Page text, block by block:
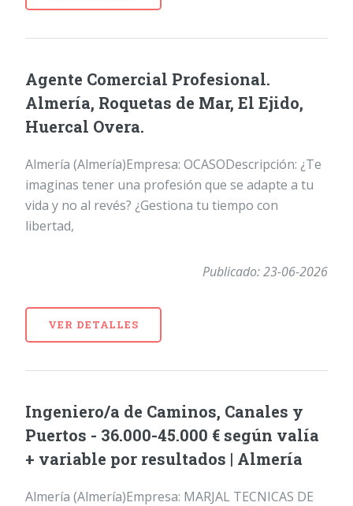
Agente Comercial Profesional.
Almería, Roquetas de Mar, El Ejido,
Huercal Overa.
Almería (Almería)Empresa: OCASODescripción: ¿Te
imaginas tener una profesión que se adapte a tu
vida y no al revés? ¿Gestiona tu tiempo con
libertad,
Publicado: 23-06-2026
VER DETALLES
Ingeniero/a de Caminos, Canales y
Puertos - 36.000-45.000 € según valía
+ variable por resultados | Almería
Almería (Almería)Empresa: MARJAL TECNICAS DE